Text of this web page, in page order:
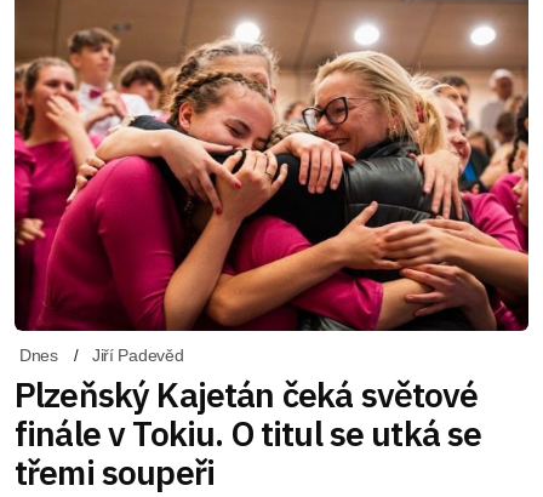
Dnes Jiří Padevěd
Plzeňský Kajetán čeká světové
finále v Tokiu. O titul se utká se
třemi soupeři